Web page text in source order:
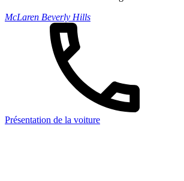
McLaren Beverly Hills
Présentation de la voiture